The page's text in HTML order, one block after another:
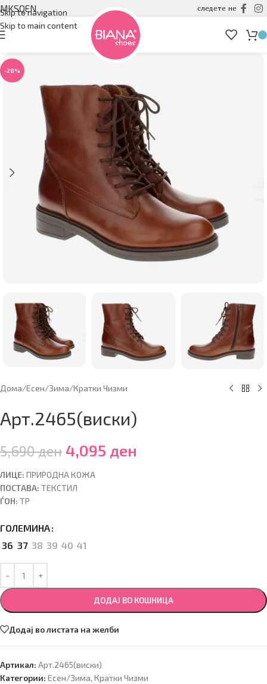
Skip to navigation
Skip to main content
MKSQEN следете не
-28%
Дома/Есен/Зима/Кратки Чизми
Арт.2465(виски)
5,690ден 4,095 ден
ЛИЦЕ: ПРИРОДНА КОЖА
ПОСТАВА: ТЕКСТИЛ
ЃОН: ТР
ГОЛЕМИНА
36 37 38 39 40 41
ДОДАЈ ВО КОШНИЦА
Додај во листата на желби
Артикал: Арт.2465(виски)
Категории: Есен/Зима, Кратки Чизми